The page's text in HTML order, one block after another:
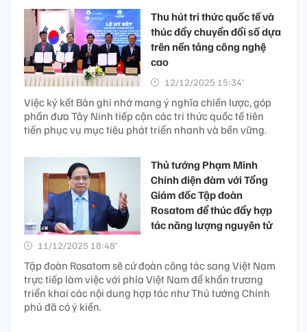
Thu hút tri thức quốc tế và
thúc đẩy chuyển đổi số dựa
trên nền tảng công nghệ
cao
12/12/2025 15:34’
Việc ký kết Bản ghi nhớ mang ý nghĩa chiến lược, góp
phần đưa Tây Ninh tiếp cận các tri thức quốc tế tiên
tiến phục vụ mục tiêu phát triển nhanh và bền vững.
Thủ tướng Phạm Minh
Chính điện đàm với Tổng
Giám đốc Tập đoàn
Rosatom để thúc đẩy hợp
tác năng lượng nguyên tử
11/12/2025 18:48’
Tập đoàn Rosatom sẽ cử đoàn công tác sang Việt Nam
trực tiếp làm việc với phía Việt Nam để khẩn trương
triển khai các nội dung hợp tác như Thủ tướng Chính
phủ đã có ý kiến.